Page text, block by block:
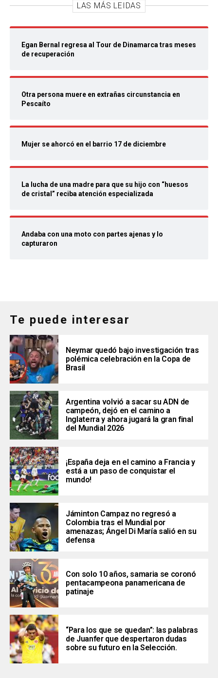
LAS MÁS LEIDAS
Egan Bernal regresa al Tour de Dinamarca tras meses
de recuperación
Otra persona muere en extrañas circunstancia en
Pescaíto
Mujer se ahorcó en el barrio 17 de diciembre
La lucha de una madre para que su hijo con “huesos
de cristal” reciba atención especializada
Andaba con una moto con partes ajenas y lo
capturaron
Te puede interesar
Neymar quedó bajo investigación tras
polémica celebración en la Copa de
Brasil
Argentina volvió a sacar su ADN de
campeón, dejó en el camino a
Inglaterra y ahora jugará la gran final
del Mundial 2026
¡España deja en el camino a Francia y
está a un paso de conquistar el
mundo!
Jáminton Campaz no regresó a
Colombia tras el Mundial por
amenazas; Ángel Di María salió en su
defensa
Con solo 10 años, samaria se coronó
pentacampeona panamericana de
patinaje
“Para los que se quedan”: las palabras
de Juanfer que despertaron dudas
sobre su futuro en la Selección.